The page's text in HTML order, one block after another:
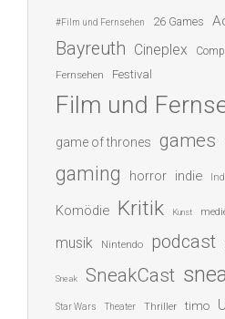
#Film und Fernsehen 26 Games
Bayreuth Cineplex
Fernsehen Festival
Film und
game of thrones games
gaming horror indie
Komödie Kritik Kunst
musik Nintendo podcast
Sneak SneakCast
Star Wars Theater Thriller timo